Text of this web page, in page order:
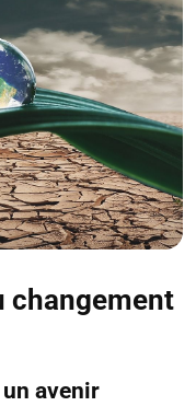
changement
avenir